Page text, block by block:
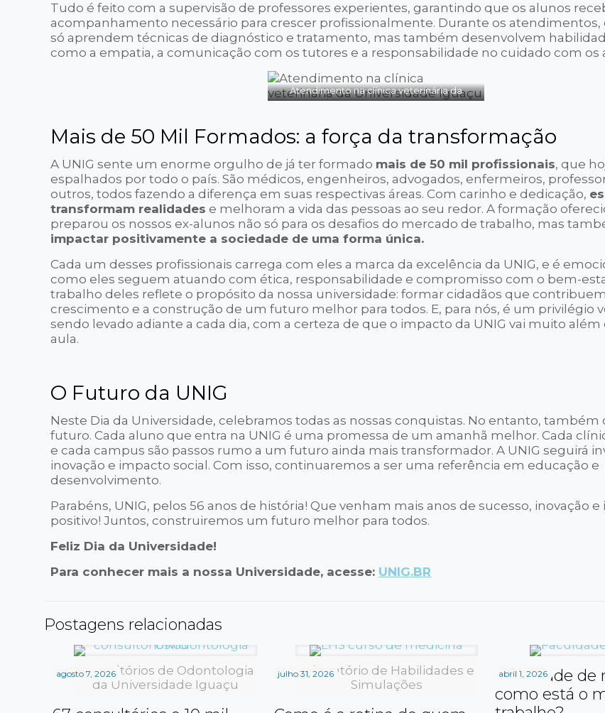
Tudo é feito com a supervisão de professores experientes, garantindo que os alunos
acompanhamento necessário para crescer profissionalmente. Durante os atendimentos,
só aprendem técnicas de diagnóstico e tratamento, mas também desenvolvem
como a empatia, a comunicação com os tutores e a responsabilidade no cuidado com os
Atendimento na clínica veterinária da
Mais de 50 Mil Formados: a força da transformação
A UNIG sente um enorme orgulho de já ter formado mais de 50 mil profissionais, que
espalhados por todo o país. São médicos, engenheiros, advogados, enfermeiros,
outros, todos fazendo a diferença em suas respectivas áreas. Com carinho e dedicação,
transformam realidades e melhoram a vida das pessoas ao seu redor. A formação
preparou os nossos ex-alunos não só para os desafios do mercado de trabalho, mas
impactar positivamente a sociedade de uma forma única.
Cada um desses profissionais carrega com eles a marca da excelência da UNIG, e é
como eles seguem atuando com ética, responsabilidade e compromisso com o bem-
trabalho deles reflete o propósito da nossa universidade: formar cidadãos que
crescimento e a construção de um futuro melhor para todos. E, para nós, é um privilégio
sendo levado adiante a cada dia, com a certeza de que o impacto da UNIG vai muito além
aula.
O Futuro da UNIG
Neste Dia da Universidade, celebramos todas as nossas conquistas. No entanto, também
futuro. Cada aluno que entra na UNIG é uma promessa de um amanhã melhor. Cada
e cada campus são passos rumo a um futuro ainda mais transformador. A UNIG seguirá
inovação e impacto social. Com isso, continuaremos a ser uma referência em educação e
desenvolvimento.
Parabéns, UNIG, pelos 56 anos de história! Que venham mais anos de sucesso, inovação
positivo! Juntos, construiremos um futuro melhor para todos.
Feliz Dia da Universidade!
Para conhecer mais a nossa Universidade, acesse: UNIG.BR
Postagens relacionadas
Consultórios de Odontologia
da Universidade Iguaçu
agosto 7, 2026
Laboratório de Habilidades e
Simulações
julho 31, 2026 abril 1, 2026
Faculdade de
como está o